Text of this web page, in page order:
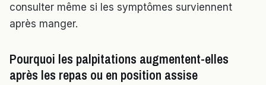
consulter même si les symptômes surviennent
après manger.
Pourquoi les palpitations augmentent-elles
après les repas ou en position assise